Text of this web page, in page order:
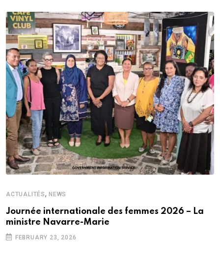
ACTUALITÉS, NEWS
Journée internationale des femmes 2026 – La
ministre Navarre-Marie
FEBRUARY 23, 2026